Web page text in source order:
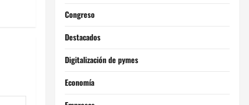
Congreso
Destacados
Digitalización de pymes
Economía